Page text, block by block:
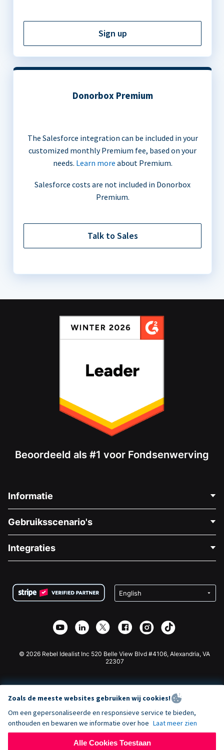
Sign up
Donorbox Premium
The Salesforce integration can be included in your
customized monthly Premium fee, based on your
needs. Learn more about Premium.
Salesforce costs are not included in Donorbox
Premium.
Talk to Sales
Beoordeeld als #1 voor Fondsenwerving
Informatie
Over Ons
Vacatures
Privacy
Affiliate Partnerschap
Gebruiksscenario's
Medische Fondsenwerving
Goede Doelen Fondsenwerving
Integraties
Wix Donatie Plugin
Webflow Donatie App
Joomla Donatie
© 2026 Rebel Idealist Inc 520 Belle View Blvd #4106, Alexandria, VA
22307
Zoals de meeste websites gebruiken wij cookies!
Om een gepersonaliseerde en responsieve service te bieden,
onthouden en bewaren we informatie over hoe Laat meer zien
Alle Cookies Toestaan